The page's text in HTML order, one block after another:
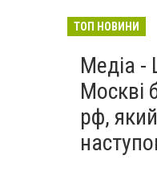
ТОП НОВИНИ
Медіа -
Москві
рф,